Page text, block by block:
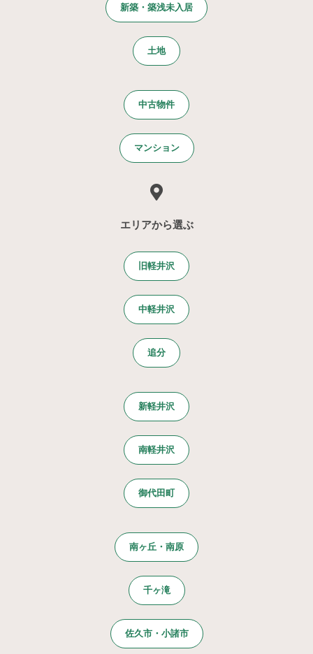
新築・築浅未入居
土地
中古物件
マンション
エリアから選ぶ
旧軽井沢
中軽井沢
追分
新軽井沢
南軽井沢
御代田町
南ヶ丘・南原
千ヶ滝
佐久市・小諸市